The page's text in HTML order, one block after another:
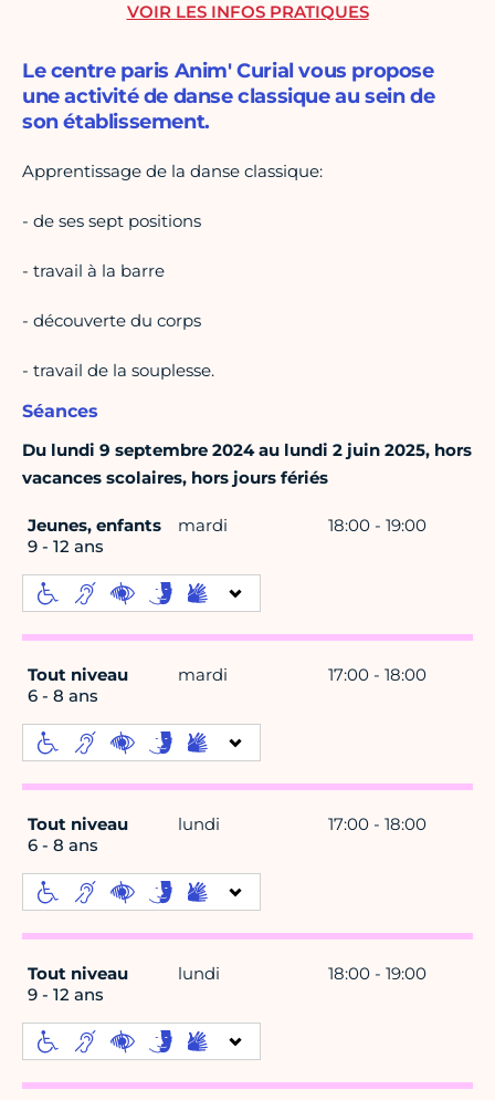
Le centre paris Anim' Curial vous propose
une activité de danse classique au sein de
son établissement.
Apprentissage de la danse classique:
- de ses sept positions
- travail à la barre
- découverte du corps
- travail de la souplesse.
Séances
Du lundi 9 septembre 2024 au lundi 2 juin 2025, hors
vacances scolaires, hors jours fériés
Jeunes, enfants
9 - 12 ans
mardi 18:00 - 19:00
Tout niveau
6 - 8 ans
mardi 17:00 - 18:00
Tout niveau
6 - 8 ans
lundi 17:00 - 18:00
Tout niveau
9 - 12 ans
lundi 18:00 - 19:00
VOIR LES INFOS PRATIQUES